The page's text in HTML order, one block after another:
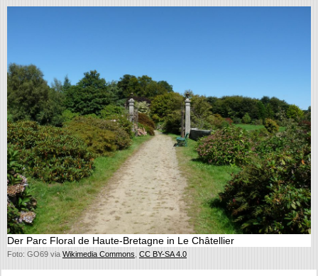
Der Parc Floral de Haute-Bretagne in Le Châtellier
Foto: GO69 via Wikimedia Commons CC BY-SA 4.0